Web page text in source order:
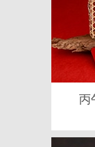
丙